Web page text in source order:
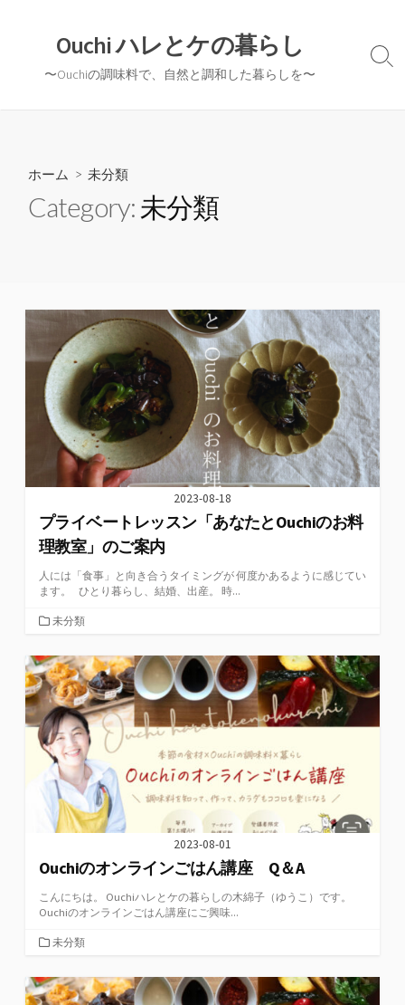
Ouchi ハレとケの暮らし
〜Ouchiの調味料で、自然と調和した暮らしを〜
検
ホーム > 未分類
Category:未分類
2023-08-18
プライベートレッスン「あなたとOuchiのお料
理教室」のご案内
⁡人には「食事」と向き合うタイミングが 何度かあるように感じてい
ます。 ⁡ ひとり暮らし、結婚、出産。 時...
カ
ゴ
リ
ー
未分類
2023-08-01
Ouchiのオンラインごはん講座 Q＆A
こんにちは。 Ouchiハレとケの暮らしの木綿子（ゆうこ）です。
Ouchiのオンラインごはん講座にご興味...
カ
ゴ
リ
未分類